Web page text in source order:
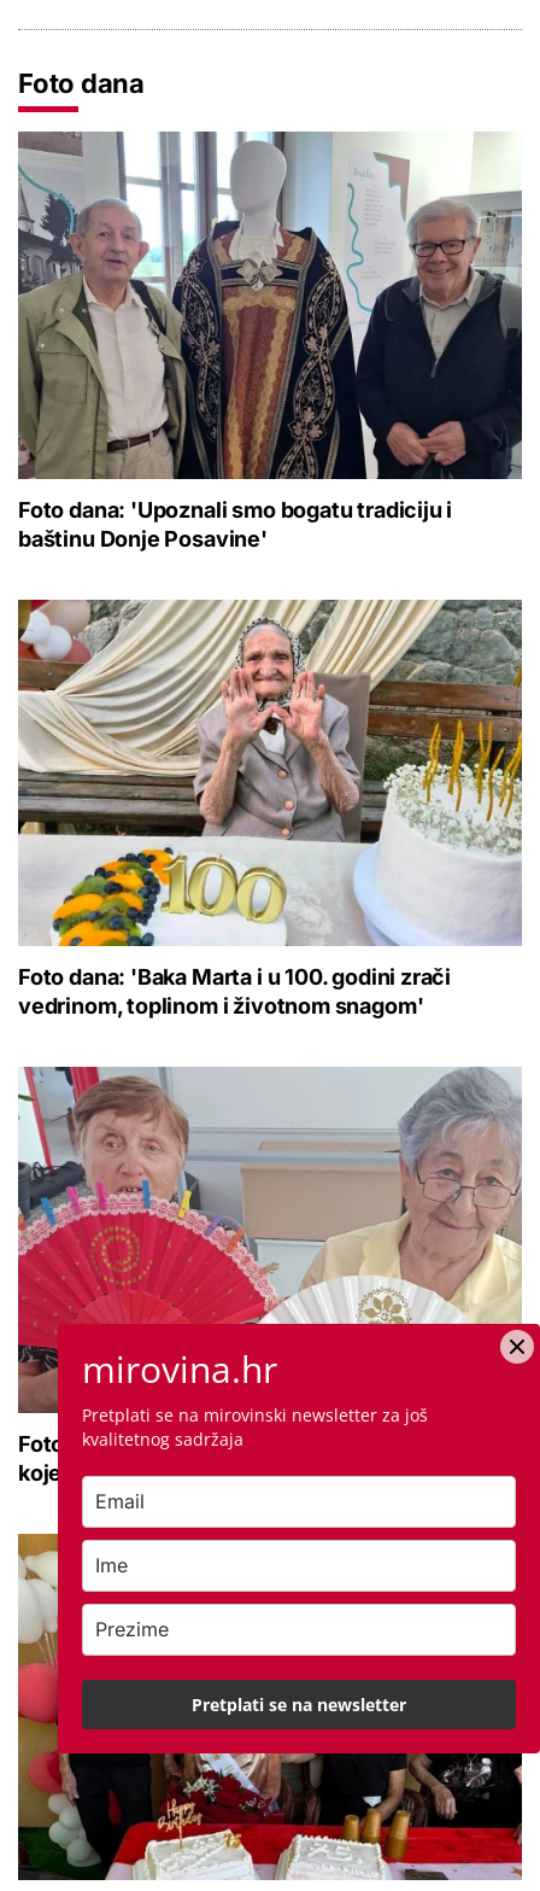
Foto dana
Foto dana: 'Upoznali smo bogatu tradiciju i
baštinu Donje Posavine'
Foto dana: 'Baka Marta i u 100. godini zrači
vedrinom, toplinom i životnom snagom'
Foto dana: Umirovljenici ručno dekorirali lepeze
koje će ih 'čuvati' od vrućina
mirovina.hr
Pretplati se na mirovinski newsletter za još
kvalitetnog sadržaja
Pretplati se na newsletter